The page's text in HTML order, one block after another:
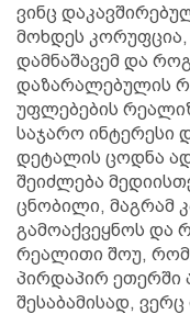
ვინც
მოხდეს
დამნაშავემ და
დაზარალებულის
უფლებების
საჯარო ინტერესი
დეტალის ცოდნა
შეიძლება
ცნობილი, მაგრამ
გამოაქვეყნოს და
რეალითი შოუ,
პირდაპირ ეთერში
შესაბამისად,